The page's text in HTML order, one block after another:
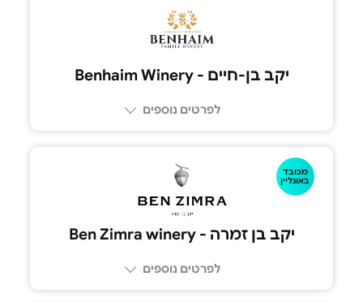
יקב בן-חיים - Benhaim Winery
לפרטים נוספים
03-534-6748מכובד
באונליין
יקב בן זמרה - Ben Zimra winery
לפרטים נוספים